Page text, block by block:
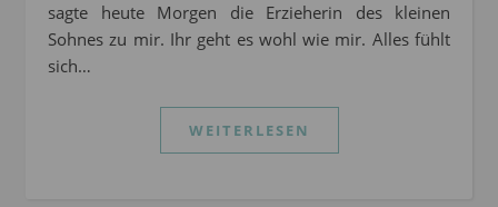
sagte heute Morgen die Erzieherin des kleinen
Sohnes zu mir. Ihr geht es wohl wie mir. Alles fühlt
sich…
WEITERLESEN